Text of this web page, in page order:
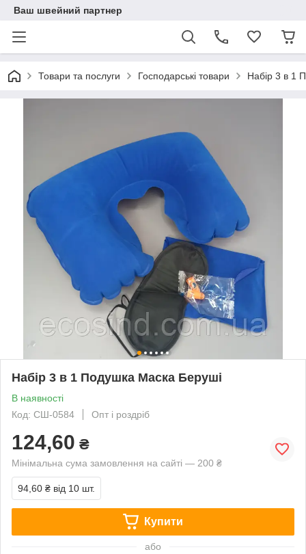
Ваш швейний партнер
Товари та послуги Господарські товари Набір 3 в 1
Набір 3 в 1 Подушка Маска Беруші
В наявності
Код: СШ-0584
Опт і роздріб
124,60 ₴
Мінімальна сума замовлення на сайті — 200 ₴
94,60 ₴ від 10 шт.
Купити
або